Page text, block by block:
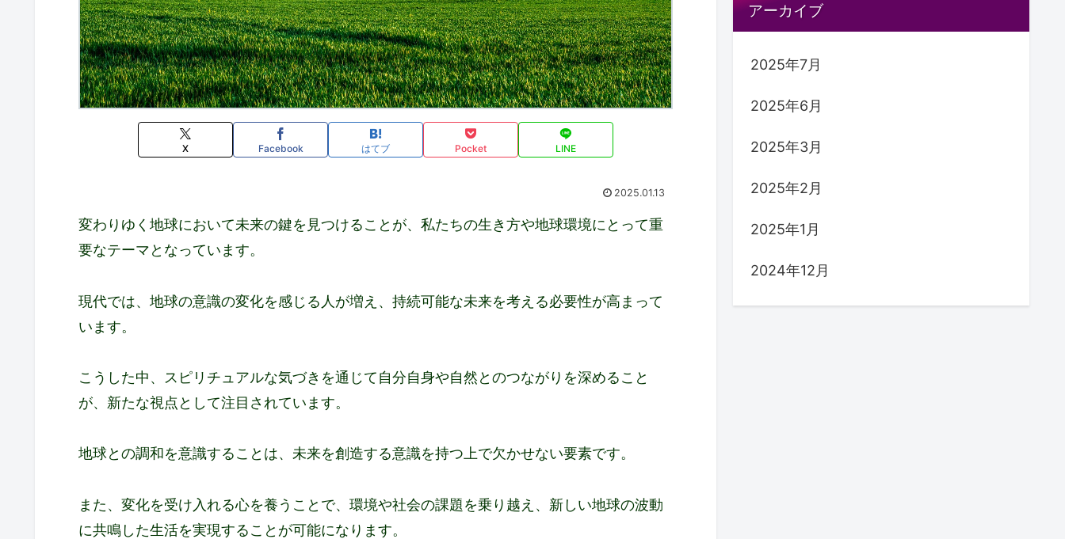
X Facebook はてブ Pocket LINE
2025.01.13
変わりゆく地球において未来の鍵を見つけることが、私たちの生き方や地球環境にとって重
要なテーマとなっています。
現代では、地球の意識の変化を感じる人が増え、持続可能な未来を考える必要性が高まって
います。
こうした中、スピリチュアルな気づきを通じて自分自身や自然とのつながりを深めること
が、新たな視点として注目されています。
地球との調和を意識することは、未来を創造する意識を持つ上で欠かせない要素です。
また、変化を受け入れる心を養うことで、環境や社会の課題を乗り越え、新しい地球の波動
に共鳴した生活を実現することが可能になります。
アーカイブ
2025年7月
2025年6月
2025年3月
2025年2月
2025年1月
2024年12月